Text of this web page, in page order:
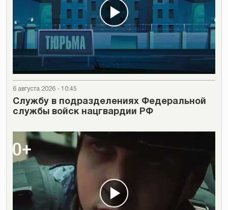
6 августа 2026 - 10:45
Cлужбу в подразделениях Федеральной
службы войск нацгвардии РФ